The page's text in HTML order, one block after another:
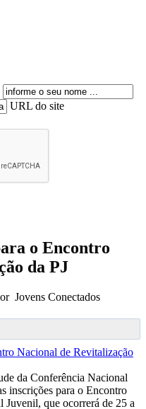
URL do site
o Encontro
da PJ
Jovens Conectados
da Conferência Nacional
inscrições para o Encontro
Juvenil, que ocorrerá de 25 a